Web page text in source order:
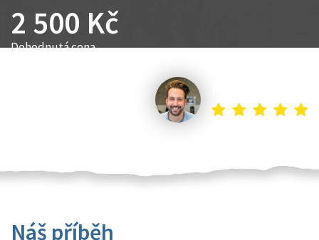
2 500 Kč
Dohodnutá cena
Náš příběh